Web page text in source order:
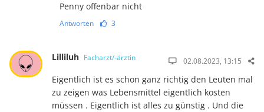
Penny offenbar nicht
Antworten 3
Lilliluh Facharzt/-ärztin 02.08.2023, 13:15
Eigentlich ist es schon ganz richtig den Leuten mal
zu zeigen was Lebensmittel eigentlich kosten
müssen . Eigentlich ist alles zu günstig . Und die